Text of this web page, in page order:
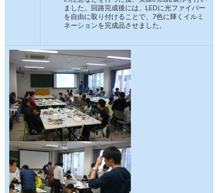
ました。回路完成後には、LEDに光ファイバー
を自由に取り付けることで、7色に輝くイルミ
ネーションを完成品させました。